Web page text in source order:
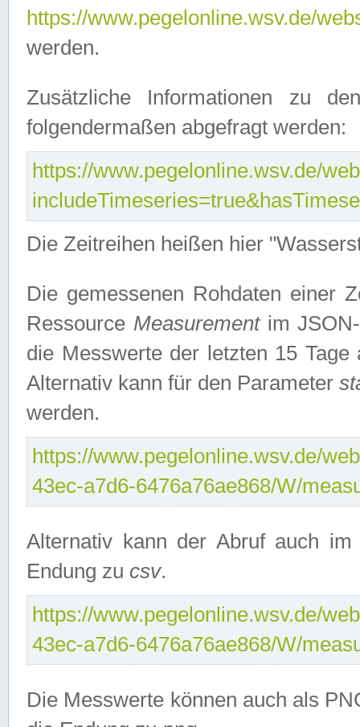
https://www.pegelonline.wsv.de/
werden.
Zusätzliche Informationen zu
folgendermaßen abgefragt werden:
https://www.pegelonline.wsv.de/
Die Zeitreihen heißen hier
Die gemessenen Rohdaten einer
Ressource Measurementim JSON-
die Messwerte der letzten 15
Alternativ kann für den Parameter
werden.
https://www.pegelonline.wsv.de/
43ec-a7d6-6476a76ae868/W/
Alternativ kann der Abruf auch
Endung zu csv.
https://www.pegelonline.wsv.de/
43ec-a7d6-6476a76ae868/W/
Die Messwerte können auch als